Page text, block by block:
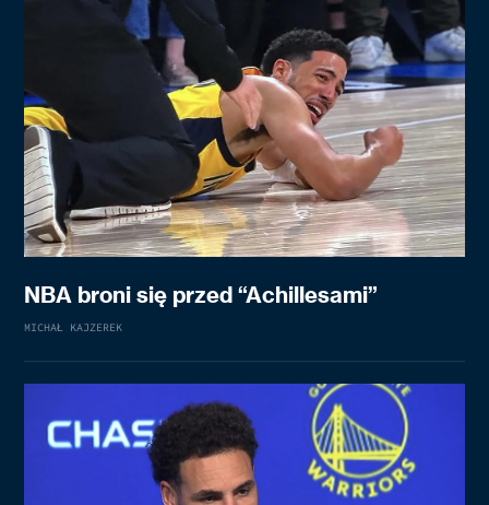
NBA broni się przed “Achillesami”
MICHAŁ KAJZEREK